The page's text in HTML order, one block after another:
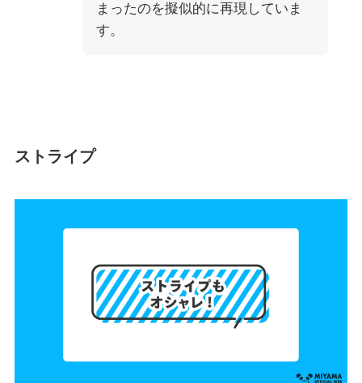
まったのを擬似的に再現していま
す。
ストライプ